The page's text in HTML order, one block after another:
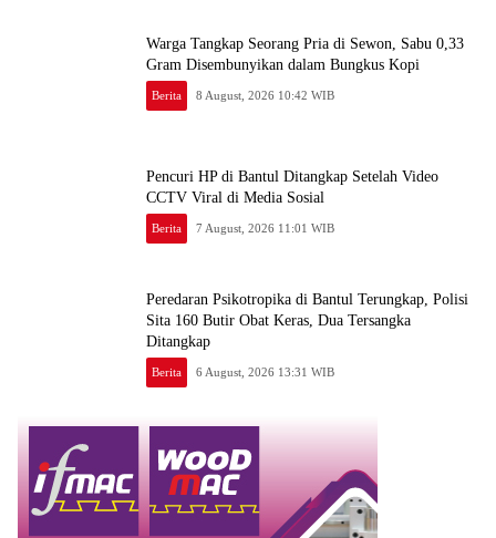
Warga Tangkap Seorang Pria di Sewon, Sabu 0,33
Gram Disembunyikan dalam Bungkus Kopi
Berita 8 August, 2026 10:42 WIB
Pencuri HP di Bantul Ditangkap Setelah Video
CCTV Viral di Media Sosial
Berita 7 August, 2026 11:01 WIB
Peredaran Psikotropika di Bantul Terungkap, Polisi
Sita 160 Butir Obat Keras, Dua Tersangka
Ditangkap
Berita 6 August, 2026 13:31 WIB